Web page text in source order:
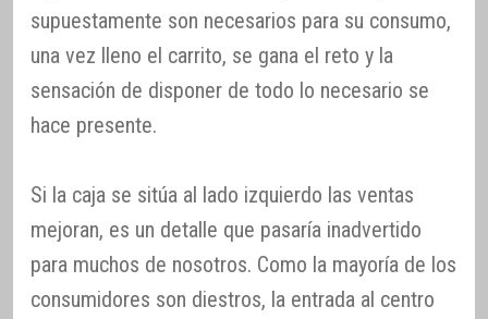
supuestamente son necesarios para su consumo,
una vez lleno el carrito, se gana el reto y la
sensación de disponer de todo lo necesario se
hace presente.
Si la caja se sitúa al lado izquierdo las ventas
mejoran, es un detalle que pasaría inadvertido
para muchos de nosotros. Como la mayoría de los
consumidores son diestros, la entrada al centro